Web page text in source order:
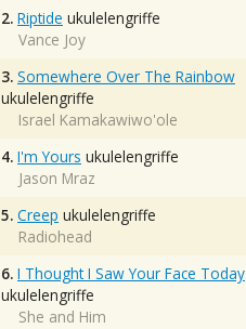
2. Riptide ukulelengriffe
Vance Joy
3. Somewhere Over The Rainbow
ukulelengriffe
Israel Kamakawiwo'ole
4. I'm Yours ukulelengriffe
Jason Mraz
5. Creep ukulelengriffe
Radiohead
6. I Thought I Saw Your Face Today
ukulelengriffe
She and Him